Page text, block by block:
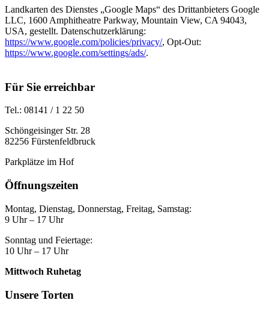
Landkarten des Dienstes „Google Maps“ des Drittanbieters Google
LLC, 1600 Amphitheatre Parkway, Mountain View, CA 94043,
USA, gestellt. Datenschutzerklärung:
https://www.google.com/policies/privacy/, Opt-Out:
https://www.google.com/settings/ads/.
Für Sie erreichbar
Tel.: 08141 / 1 22 50
Schöngeisinger Str. 28
82256 Fürstenfeldbruck
Parkplätze im Hof
Öffnungszeiten
Montag, Dienstag, Donnerstag, Freitag, Samstag:
9 Uhr – 17 Uhr
Sonntag und Feiertage:
10 Uhr – 17 Uhr
Mittwoch Ruhetag
Unsere Torten